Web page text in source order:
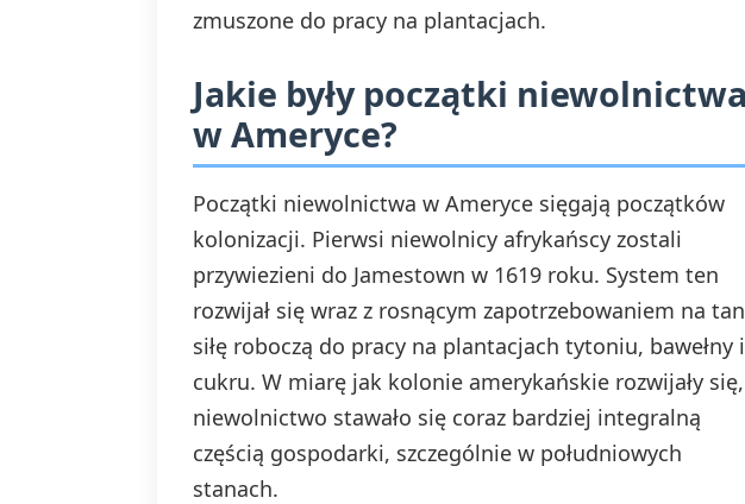
zmuszone do pracy na plantacjach.
Jakie były początki
w Ameryce?
Początki niewolnictwa w Ameryce sięgają początków
kolonizacji. Pierwsi niewolnicy afrykańscy zostali
przywiezieni do Jamestown w 1619 roku. System ten
rozwijał się wraz z rosnącym zapotrzebowaniem na
siłę roboczą do pracy na plantacjach tytoniu, bawełny i
cukru. W miarę jak kolonie amerykańskie rozwijały się,
niewolnictwo stawało się coraz bardziej integralną
częścią gospodarki, szczególnie w południowych
stanach.